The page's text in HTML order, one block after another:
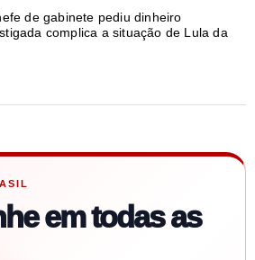
de gabinete pediu dinheiro
complica a situação de Lula da
em todas as